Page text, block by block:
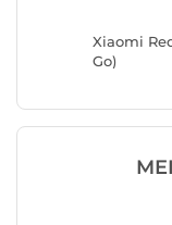
Xiaomi
Go)